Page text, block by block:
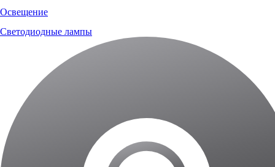
Освещение
Светодиодные лампы